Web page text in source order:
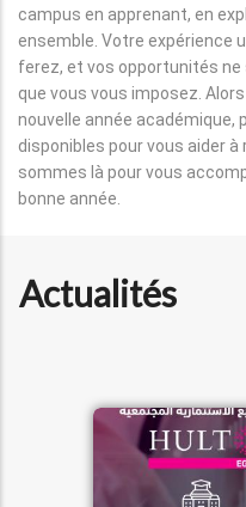
campus en apprenant, en
ensemble. Votre expérience
ferez, et vos opportunités
que vous vous imposez.
nouvelle année
disponibles pour vous aider
sommes là pour vous
bonne année.
Actualités